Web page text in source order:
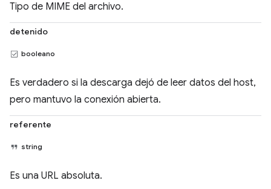
Tipo de MIME del archivo.
detenido
booleano
Es verdadero si la descarga dejó de leer datos del host,
pero mantuvo la conexión abierta.
referente
string
Es una URL absoluta.